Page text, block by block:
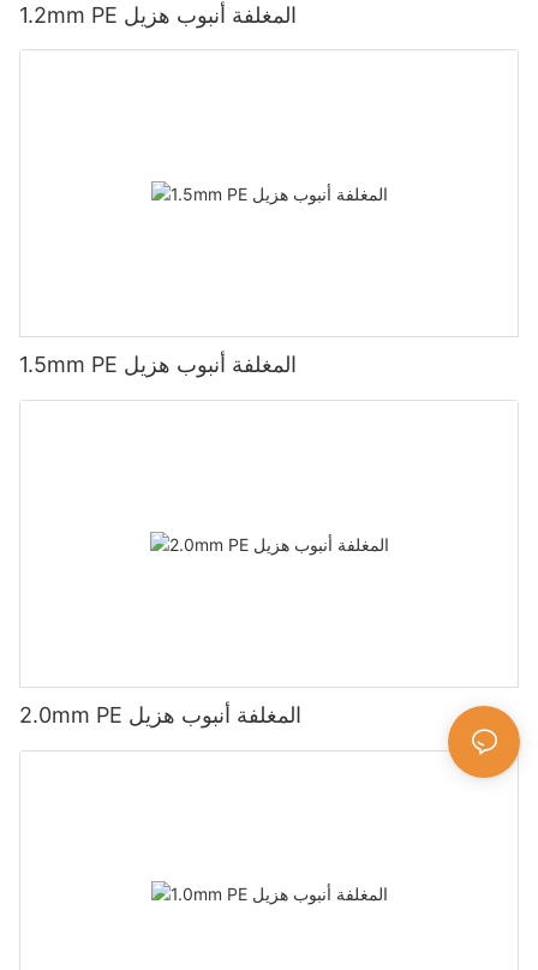
1.2mm PE المغلفة أنبوب هزيل
1.5mm PE المغلفة أنبوب هزيل
2.0mm PE المغلفة أنبوب هزيل